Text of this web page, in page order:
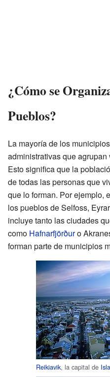
¿Cómo se
Pueblos?
La mayoría de los
administrativas que
Esto significa que la
de todas las personas que
que lo forman. Por ejemplo,
los pueblos de Selfoss,
incluye tanto las ciudades
como Hafnarfjörðuro
forman parte de municipios
Reikiavik, la capital de